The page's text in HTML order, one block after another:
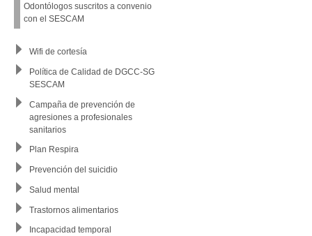
Odontólogos suscritos a convenio
con el SESCAM
Wifi de cortesía
Política de Calidad de DGCC-SG
SESCAM
Campaña de prevención de
agresiones a profesionales
sanitarios
Plan Respira
Prevención del suicidio
Salud mental
Trastornos alimentarios
Incapacidad temporal